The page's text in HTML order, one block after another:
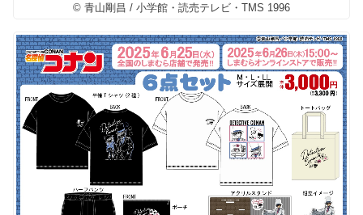
© 青山剛昌 / 小学館・読売テレビ・TMS 1996